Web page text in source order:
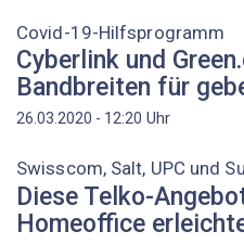
Covid-19-Hilfsprogramm
Cyberlink und
Bandbreiten für
26.03.2020 - 12:20 Uhr
Swisscom, Salt, UPC und
Diese Telko-
Homeoffice